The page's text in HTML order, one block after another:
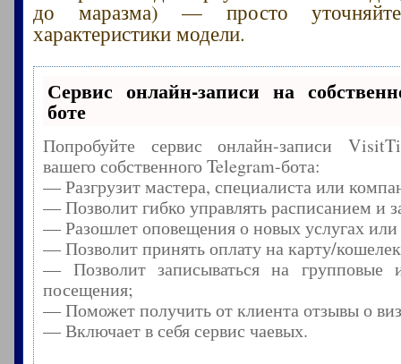
до маразма) — просто уточняйте
характеристики модели.
Сервис онлайн-записи на
боте
Попробуйте сервис онлайн-записи
вашего собственного Telegram-бота:
— Разгрузит мастера, специалиста или
— Позволит гибко управлять расписанием и
— Разошлет оповещения о новых услугах
— Позволит принять оплату на карту/
— Позволит записываться на групповые
посещения;
— Поможет получить от клиента отзывы о
— Включает в себя сервис чаевых.